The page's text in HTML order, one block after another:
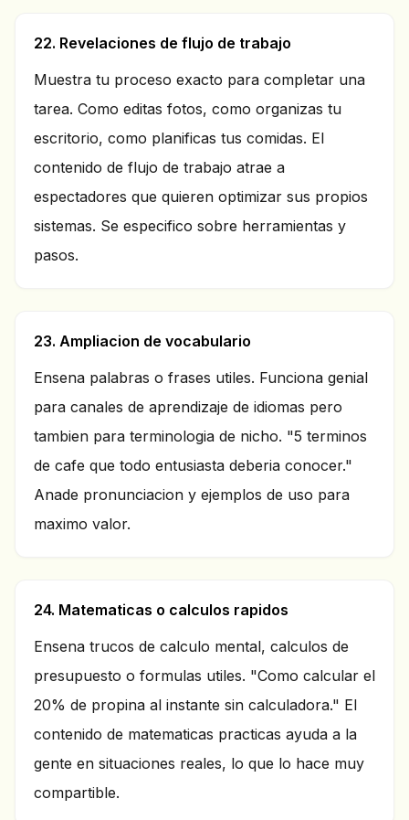
22. Revelaciones de flujo de trabajo
Muestra tu proceso exacto para completar una
tarea. Como editas fotos, como organizas tu
escritorio, como planificas tus comidas. El
contenido de flujo de trabajo atrae a
espectadores que quieren optimizar sus propios
sistemas. Se especifico sobre herramientas y
pasos.
23. Ampliacion de vocabulario
Ensena palabras o frases utiles. Funciona genial
para canales de aprendizaje de idiomas pero
tambien para terminologia de nicho. "5 terminos
de cafe que todo entusiasta deberia conocer."
Anade pronunciacion y ejemplos de uso para
maximo valor.
24. Matematicas o calculos rapidos
Ensena trucos de calculo mental, calculos de
presupuesto o formulas utiles. "Como calcular el
20% de propina al instante sin calculadora." El
contenido de matematicas practicas ayuda a la
gente en situaciones reales, lo que lo hace muy
compartible.